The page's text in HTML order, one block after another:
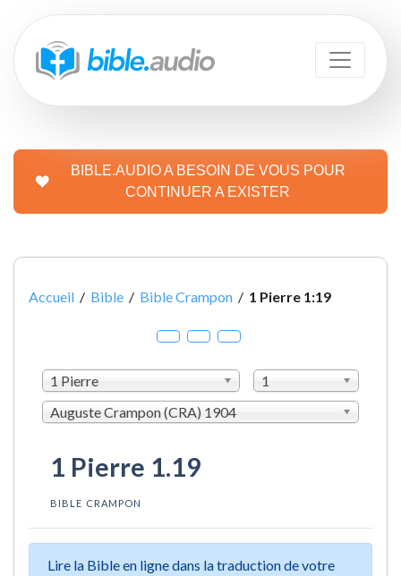
BIBLE.AUDIO A BESOIN DE VOUS POUR
CONTINUER A EXISTER
Accueil / Bible / Bible Crampon / 1 Pierre 1:19
1 Pierre
1
Auguste Crampon (CRA) 1904
1 Pierre 1.19
BIBLE CRAMPON
Lire la Bible en ligne dans la traduction de votre